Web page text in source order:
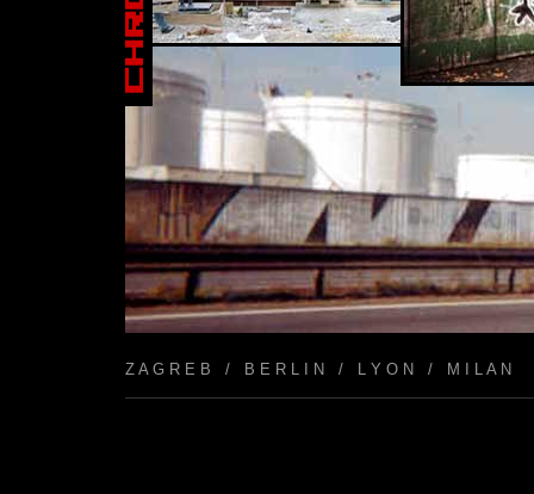
Z A G R E B / B E R L I N / L Y O N / M I L A N